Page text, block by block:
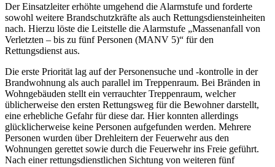
Der Einsatzleiter erhöhte umgehend die Alarmstufe und forderte
sowohl weitere Brandschutzkräfte als auch Rettungsdiensteinheiten
nach. Hierzu löste die Leitstelle die Alarmstufe „Massenanfall von
Verletzten – bis zu fünf Personen (MANV 5)“ für den
Rettungsdienst aus.
Die erste Priorität lag auf der Personensuche und -kontrolle in der
Brandwohnung als auch parallel im Treppenraum. Bei Bränden in
Wohngebäuden stellt ein verrauchter Treppenraum, welcher
üblicherweise den ersten Rettungsweg für die Bewohner darstellt,
eine erhebliche Gefahr für diese dar. Hier konnten allerdings
glücklicherweise keine Personen aufgefunden werden. Mehrere
Personen wurden über Drehleitern der Feuerwehr aus den
Wohnungen gerettet sowie durch die Feuerwehr ins Freie geführt.
Nach einer rettungsdienstlichen Sichtung von weiteren fünf